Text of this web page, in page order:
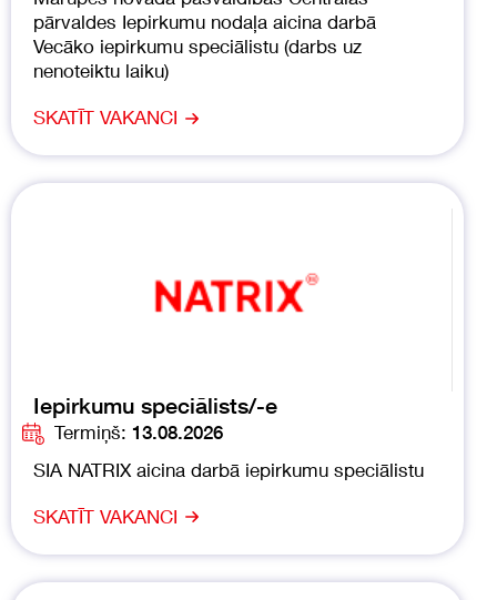
pārvaldes Iepirkumu nodaļa aicina darbā
Vecāko iepirkumu speciālistu (darbs uz
nenoteiktu laiku)
SKATĪT VAKANCI
Iepirkumu speciālists/-e
Termiņš: 13.08.2026
SIA NATRIX aicina darbā iepirkumu speciālistu
SKATĪT VAKANCI